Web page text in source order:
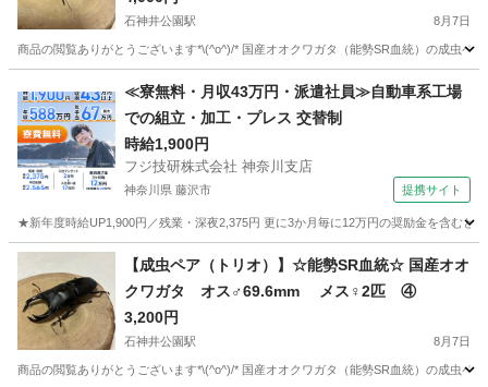
石神井公園駅 8月7日
商品の閲覧ありがとうございます*\(^o^)/* 国産オオクワガタ（能勢SR血統）の成虫
石神井公園駅 その他 能勢
≪寮無料・月収43万円・派遣社員≫自動車系工場
での組立・加工・プレス 交替制
時給1,900円
フジ技研株式会社 神奈川支店
神奈川県 藤沢市 提携サイト
★新年度時給UP1,900円／残業・深夜2,375円 更に3か月毎に12万円の奨励金を含む
神奈川 藤沢市 その他
【成虫ペア（トリオ）】☆能勢SR血統☆ 国産オオ
クワガタ オス♂69.6mm メス♀2匹 ④
3,200円
石神井公園駅 8月7日
商品の閲覧ありがとうございます*\(^o^)/* 国産オオクワガタ（能勢SR血統）の成虫